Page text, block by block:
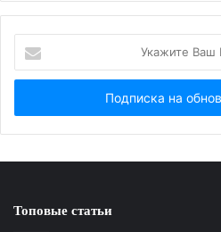
Ваш
Email...
Топовые статьи